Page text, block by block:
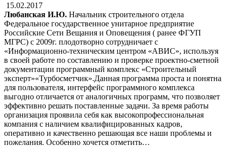
15.02.2017
Любанская И.Ю. Начальник строительного отдела
Федеральное государственное унитарное предприятие
Российские Сети Вещания и Оповещения ( ранее ФГУП
МГРС) с 2009г. плодотворно сотрудничает с
«Информационно-техническим центром «АВИС», используя
в своей работе по составлению и проверке проектно-сметной
документации программный комплекс «Строительный
эксперт»«Турбосметчик».Данная программа проста и понятна
для пользователя, интерфейс программного комплекса
выгодно отличается от аналогичных программ, что позволяет
эффективно решать поставленные задачи. За время работы
организация проявила себя как высокопрофессиональная
компания с наличием квалифицированных кадров,
оперативно и качественно решающая все наши проблемы и
пожелания. Особенно хочется отметить…